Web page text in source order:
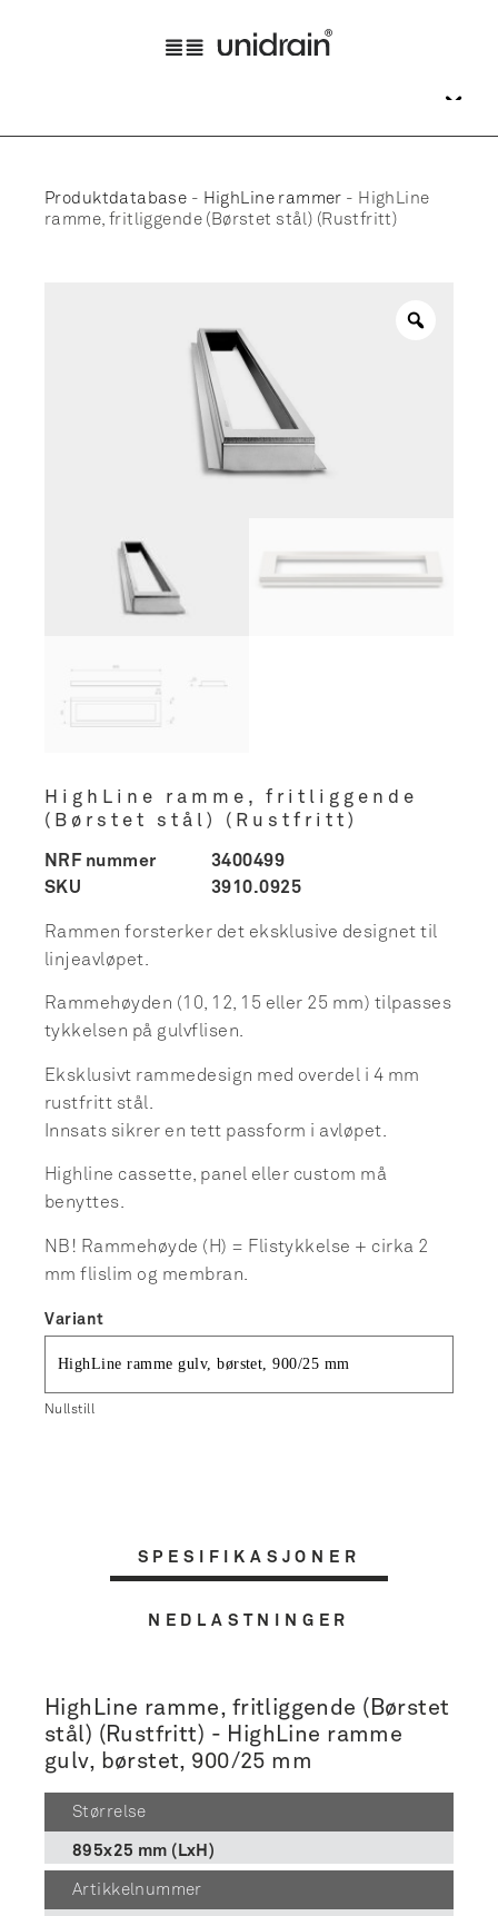
Produktdatabase - HighLine rammer - HighLine
ramme, fritliggende (Børstet stål) (Rustfritt)
HighLine ramme, fritliggende
(Børstet stål) (Rustfritt)
NRF nummer
3400499
SKU
3910.0925
Rammen forsterker det eksklusive designet til
linjeavløpet.
Rammehøyden (10, 12, 15 eller 25 mm) tilpasses
tykkelsen på gulvflisen.
Eksklusivt rammedesign med overdel i 4 mm
rustfritt stål.
Innsats sikrer en tett passform i avløpet.
Highline cassette, panel eller custom må
benyttes.
NB! Rammehøyde (H) = Flistykkelse + cirka 2
mm flislim og membran.
Variant
Nullstill
SPESIFIKASJONER
NEDLASTNINGER
HighLine ramme, fritliggende (Børstet
stål) (Rustfritt) - HighLine ramme
gulv, børstet, 900/25 mm
Størrelse
895x25 mm (LxH)
Artikkelnummer